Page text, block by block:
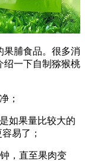
果脯食品。很多消
绍一下自制猕猴桃
；
如果量比较大的
易了；
，直至果肉变